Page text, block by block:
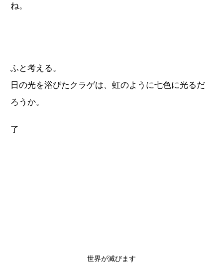
ね。
ふと考える。
日の光を浴びたクラゲは、虹のように七色に光るだ
ろうか。
了
世界が滅びます